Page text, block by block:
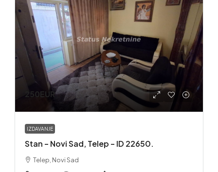
250EUR
IZDAVANJE
Stan – Novi Sad, Telep – ID 22650.
Telep, Novi Sad